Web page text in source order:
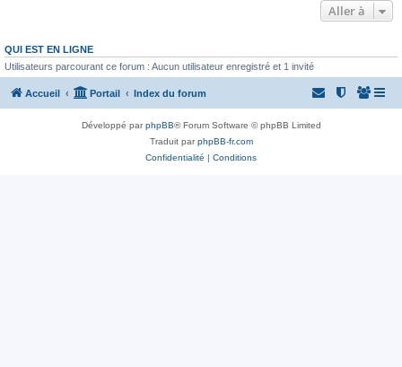
Aller à
QUI EST EN LIGNE
Utilisateurs parcourant ce forum : Aucun utilisateur enregistré et 1 invité
Accueil Portail Index du forum
Développé parphpBB® Forum Software © phpBB Limited
Traduit parphpBB-fr.com
Confidentialité | Conditions